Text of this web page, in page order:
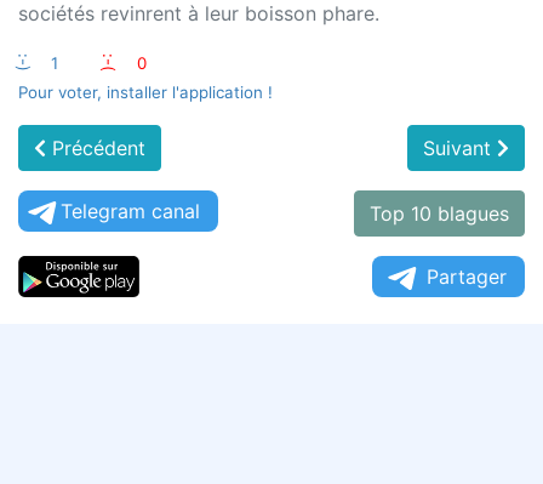
sociétés revinrent à leur boisson phare.
:-) 1 :-(
0
Pour voter, installer l'application !
Précédent Suivant
Telegram canal Top 10 blagues
Partager